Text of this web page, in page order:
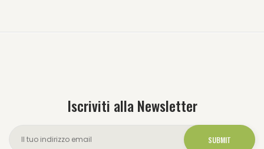
Iscriviti alla Newsletter